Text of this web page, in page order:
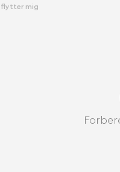
flytter mig